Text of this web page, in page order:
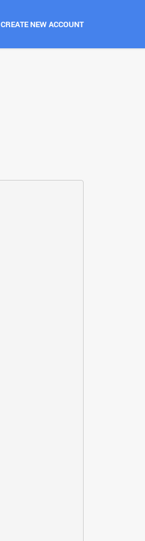
CREATE NEW ACCOUNT